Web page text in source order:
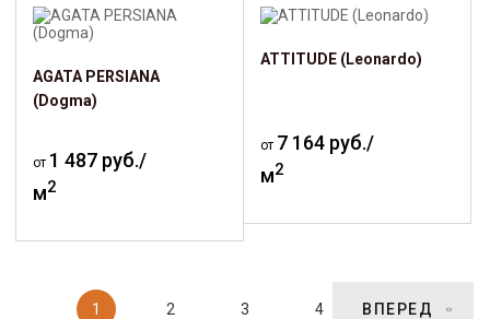
AGATA PERSIANA
(Dogma)
от 1 487 руб./
м2
ATTITUDE (Leonardo)
от 7 164 руб./
м2
1 2 3 4 5
ВПЕРЕД